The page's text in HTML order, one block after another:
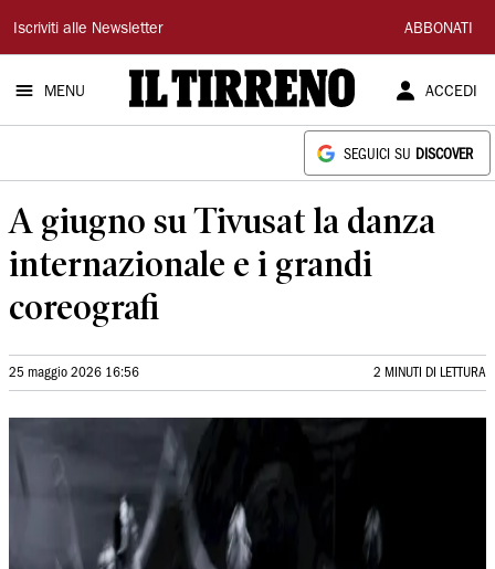
Il
Tirreno
Iscriviti alle Newsletter ABBONATI
MENU ACCEDI
SEGUICI SU DISCOVER
A giugno su Tivusat la danza
internazionale e i grandi
coreografi
25 maggio 2026 16:56 2 MINUTI DI LETTURA